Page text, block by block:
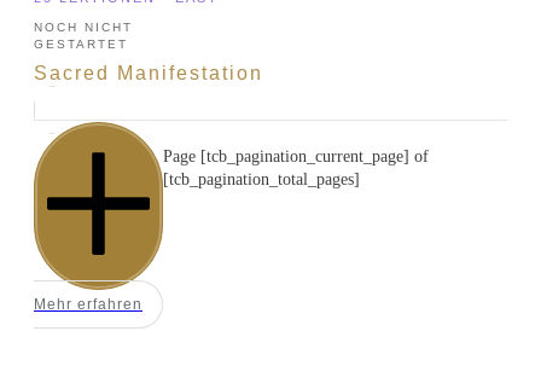
NOCH NICHT
GESTARTET
Sacred Manifestation
Mehr erfahren
Page [tcb_pagination_current_page] of
[tcb_pagination_total_pages]